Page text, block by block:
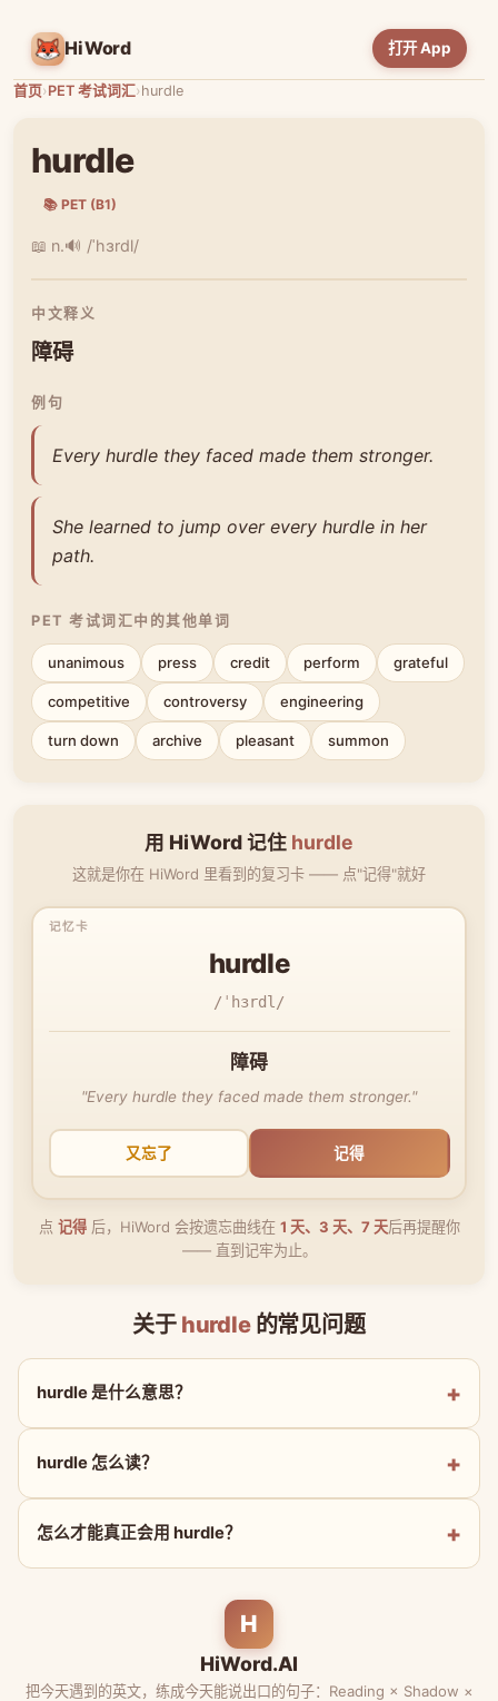
HiWord 打开 App
首页›PET 考试词汇›hurdle
hurdle
📚 PET (B1)
📖 n.🔊 /ˈhɜrdl/
中文释义
障碍
例句
Every hurdle they faced made them stronger.
She learned to jump over every hurdle in her
path.
PET 考试词汇中的其他单词
unanimous press credit perform grateful
competitive controversy engineering
turn down archive pleasant summon
用 HiWord 记住 hurdle
这就是你在 HiWord 里看到的复习卡 —— 点"记得"就好
hurdle
/ˈhɜrdl/
障碍
"Every hurdle they faced made them stronger."
又忘了 记得
点 记得后，HiWord 会按遗忘曲线在 1 天、3 天、7 天后再提醒你
—— 直到记牢为止。
关于 hurdle的常见问题
hurdle 是什么意思？
hurdle 怎么读？
怎么才能真正会用 hurdle？
H
HiWord.AI
把今天遇到的英文，练成今天能说出口的句子：Reading × Shadow ×